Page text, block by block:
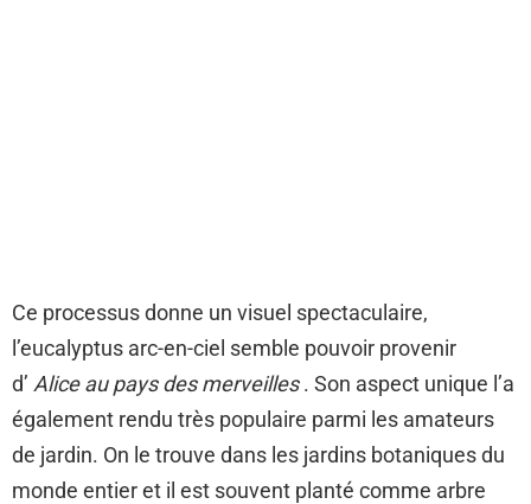
Ce processus donne un visuel spectaculaire,
l’eucalyptus arc-en-ciel semble pouvoir provenir
d’ Alice au pays des merveilles. Son aspect unique l’a
également rendu très populaire parmi les amateurs
de jardin. On le trouve dans les jardins botaniques du
monde entier et il est souvent planté comme arbre